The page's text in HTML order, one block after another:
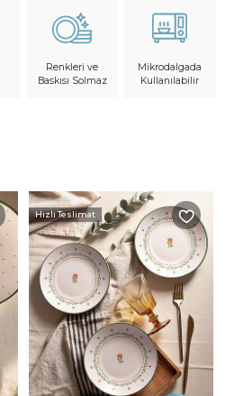
Renkleri ve
Baskısı Solmaz
Mikrodalgada
Kullanılabilir
Hızlı Teslimat